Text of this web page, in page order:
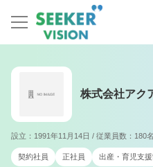
株式会社アク
設立：1991年11月14日 / 従業員数：180
契約社員 正社員 出産・育児支